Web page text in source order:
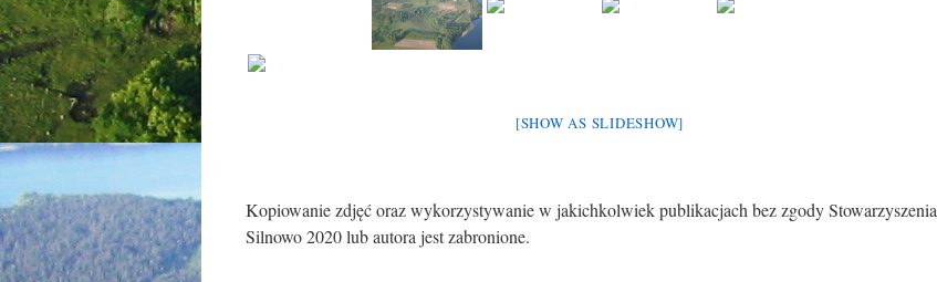
[SHOW AS SLIDESHOW]
Kopiowanie zdjęć oraz wykorzystywanie w jakichkolwiek publikacjach bez zgody Stowarzyszenia
Silnowo 2020 lub autora jest zabronione.